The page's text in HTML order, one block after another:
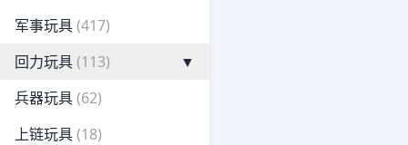
军事玩具(417)
回力玩具(113)
▼
兵器玩具(62)
上链玩具(18)